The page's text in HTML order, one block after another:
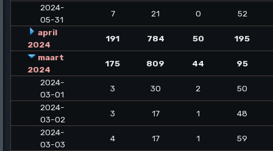
2024-
05-31
7 21 0
52
april
2024
191 784 50
195
maart
2024
175 809 44
95
2024-
03-01
3 30 2
50
2024-
03-02
3 17 1
48
2024-
03-03
4 17 1
59